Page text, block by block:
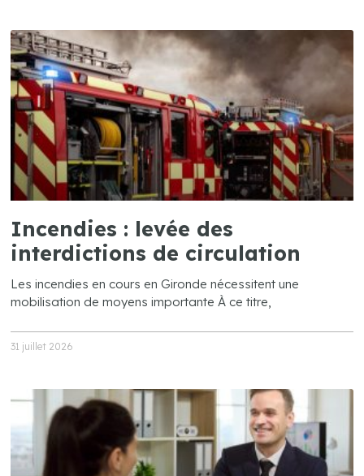
Incendies : levée des
interdictions de circulation
Les incendies en cours en Gironde nécessitent une
mobilisation de moyens importante À ce titre,
31 juillet 2026